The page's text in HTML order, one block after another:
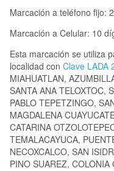
Marcación a teléfono fijo:
Marcación a Celular: 10
Esta marcación se utiliza
localidad con Clave LADA
MIAHUATLAN,
SANTA ANA TELOXTOC,
PABLO TEPETZINGO,
MAGDALENA
CATARINA
TEMALACAYUCA,
NECOXCALCO, SAN
PINO SUAREZ, COLONIA